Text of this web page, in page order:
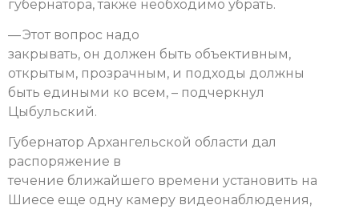
губернатора, также необходимо убрать.
— Этот вопрос надо
закрывать, он должен быть объективным,
открытым, прозрачным, и подходы должны
быть едиными ко всем, – подчеркнул
Цыбульский.
Губернатор Архангельской области дал
распоряжение в
течение ближайшего времени установить на
Шиесе еще одну камеру видеонаблюдения,